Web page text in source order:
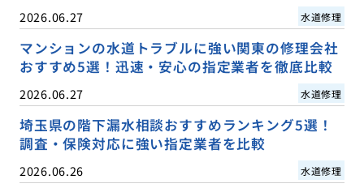
2026.06.27 水道修理
マンションの水道トラブルに強い関東の修理会社
おすすめ5選！迅速・安心の指定業者を徹底比較
2026.06.27 水道修理
埼玉県の階下漏水相談おすすめランキング5選！
調査・保険対応に強い指定業者を比較
2026.06.26 水道修理